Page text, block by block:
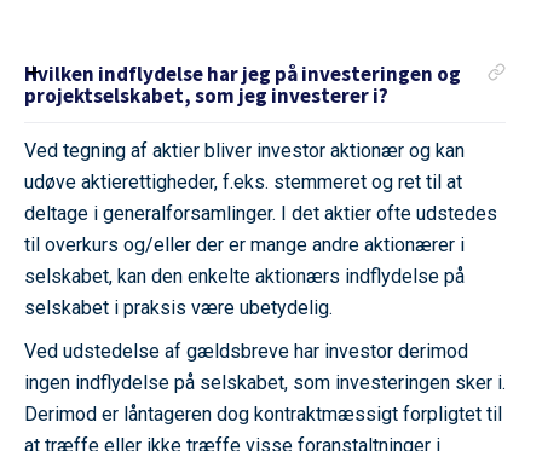
Hvilken indflydelse har jeg på investeringen og
projektselskabet, som jeg investerer i?
Ved tegning af aktier bliver investor aktionær og kan
udøve aktierettigheder, f.eks. stemmeret og ret til at
deltage i generalforsamlinger. I det aktier ofte udstedes
til overkurs og/eller der er mange andre aktionærer i
selskabet, kan den enkelte aktionærs indflydelse på
selskabet i praksis være ubetydelig.
Ved udstedelse af gældsbreve har investor derimod
ingen indflydelse på selskabet, som investeringen sker i.
Derimod er låntageren dog kontraktmæssigt forpligtet til
at træffe eller ikke træffe visse foranstaltninger i